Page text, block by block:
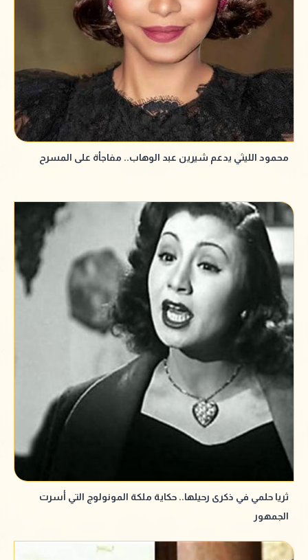
محمود الليثي يدعم شيرين عبد الوهاب.. مفاجأة على المسرح
ثريا حلمي في ذكرى رحيلها.. حكاية ملكة المونولوج التي أسرت
الجمهور